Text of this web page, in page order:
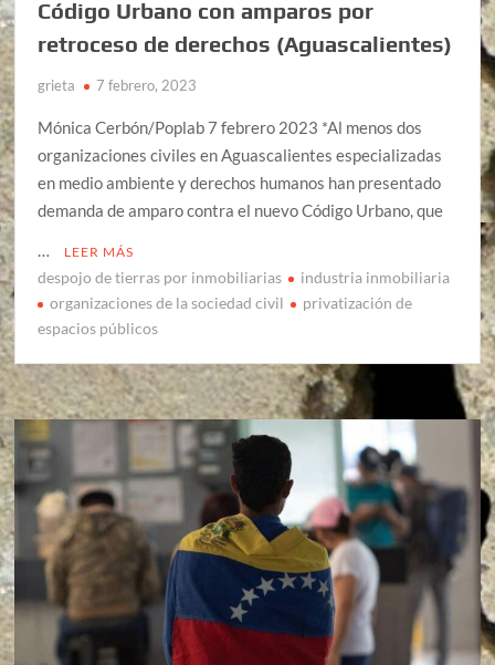
Código Urbano con amparos por
retroceso de derechos (Aguascalientes)
grieta 7 febrero, 2023
Mónica Cerbón/Poplab 7 febrero 2023 *Al menos dos
organizaciones civiles en Aguascalientes especializadas
en medio ambiente y derechos humanos han presentado
demanda de amparo contra el nuevo Código Urbano, que
…
LEER MÁS
despojo de tierras por inmobiliarias
industria inmobiliaria
organizaciones de la sociedad civil
privatización de
espacios públicos